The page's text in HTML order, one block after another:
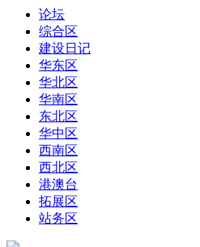
论坛
综合区
建设日记
华东区
华北区
华南区
东北区
华中区
西南区
西北区
港澳台
拓展区
站务区